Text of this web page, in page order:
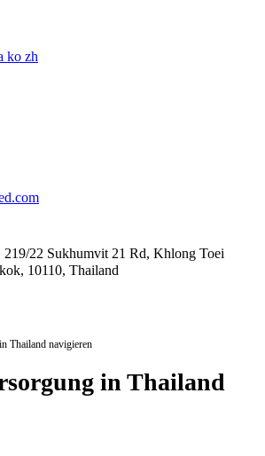
ko zh
219/22 Sukhumvit 21 Rd, Khlong Toei
10110, Thailand
Thailand navigieren
in Thailand